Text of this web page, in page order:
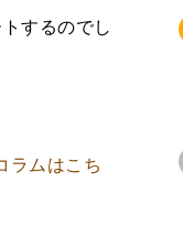
するのでし
ラムはこち